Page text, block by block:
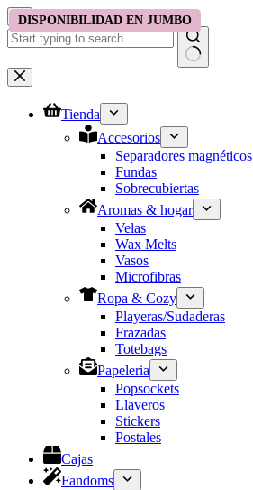
Saltar
al
contenido
No
results
Tienda
Accesorios
Separadores magnéticos
Fundas
Sobrecubiertas
Aromas & hogar
Velas
Wax Melts
Vasos
Microfibras
Ropa & Cozy
Playeras/Sudaderas
Frazadas
Totebags
Papeleria
Popsockets
Llaveros
Stickers
Postales
Cajas
Fandoms
DISPONIBILIDAD EN JUMBO
DISPONIBILIDAD EN JUMBO